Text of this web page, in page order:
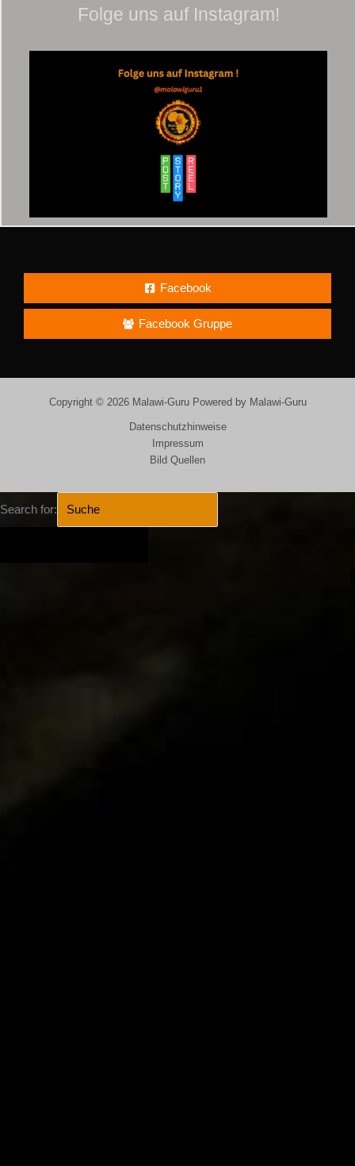
Folge uns auf Instagram!
Facebook
Facebook Gruppe
Copyright © 2026 Malawi-Guru Powered by Malawi-Guru
Datenschutzhinweise
Impressum
Bild Quellen
Search for: